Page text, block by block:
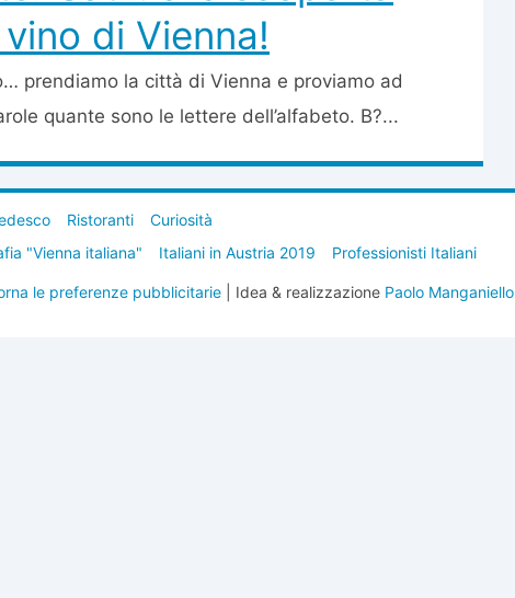
di Vienna!
prendiamo la città di Vienna e proviamo ad
quante sono le lettere dell’alfabeto. B?...
Ristoranti
Curiosità
"Vienna italiana" Italiani in Austria 2019 Professionisti Italiani
le preferenze pubblicitarie| Idea & realizzazione Paolo Manganiello